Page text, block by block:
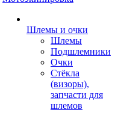
Шлемы и очки
Шлемы
Подшлемники
Очки
Стёкла
(визоры),
запчасти для
шлемов